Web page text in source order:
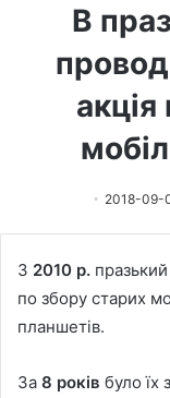
В
2018-09-
З 2010 р.
по збору старих
планшетів.
За 8 років було їх